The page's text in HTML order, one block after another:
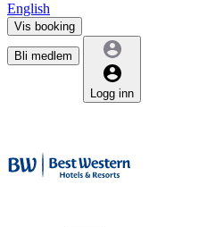
English
Vis booking
Bli medlem
Logg inn